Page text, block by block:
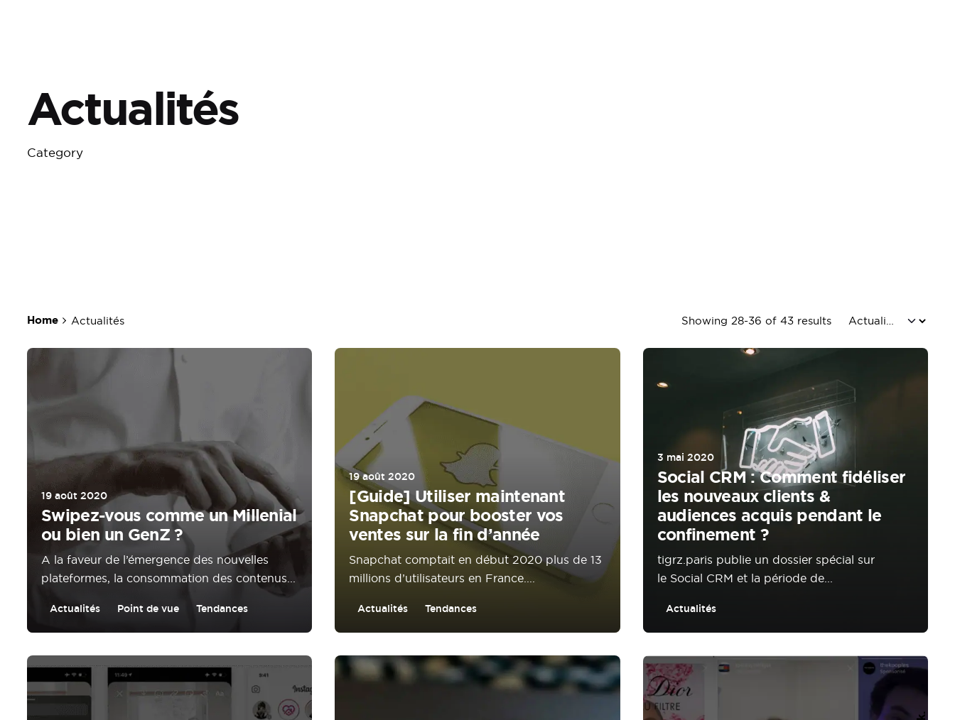
Actualités
Category
Home Actualités Showing 28-36 of 43 results
19 août 2020
Swipez-vous comme un Millenial
ou bien un GenZ ?
A la faveur de l’émergence des nouvelles
plateformes, la consommation des contenus...
Actualités Point de vue Tendances
19 août 2020
[Guide] Utiliser maintenant
Snapchat pour booster vos
ventes sur la fin d’année
Snapchat comptait en début 2020 plus de 13
millions d’utilisateurs en France....
Actualités Tendances
3 mai 2020
Social CRM : Comment fidéliser
les nouveaux clients &
audiences acquis pendant le
confinement ?
tigrz.paris publie un dossier spécial sur
le Social CRM et la période de...
Actualités